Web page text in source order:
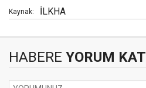
Kaynak: İLKHA
HABERE YORUM KAT